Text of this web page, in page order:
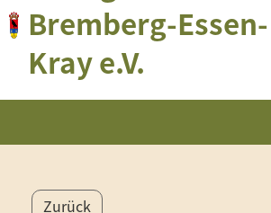
Bremberg-Essen-
Kray e.V.
Zurück